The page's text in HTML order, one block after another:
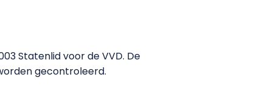
Statenlid voor de VVD. De
gecontroleerd.